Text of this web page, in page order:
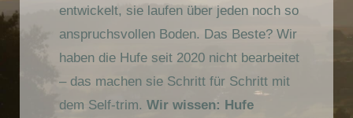
entwickelt, sie laufen über jeden noch so
anspruchsvollen Boden. Das Beste? Wir
haben die Hufe seit 2020 nicht bearbeitet
– das machen sie Schritt für Schritt mit
dem Self-trim. Wir wissen: Hufe